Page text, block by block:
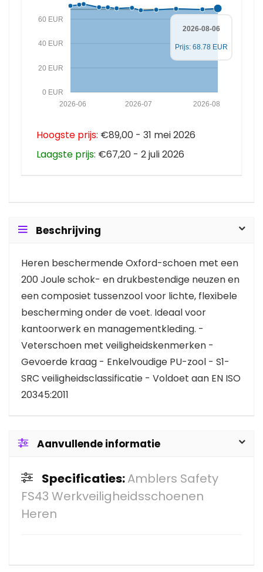
0 EUR
20 EUR
40 EUR
60 EUR
2026-08
2026-07
2026-06
2026-08-06
Prijs: 68.78 EUR
Hoogste prijs: €89,00 - 31 mei 2026
Laagste prijs: €67,20 - 2 juli 2026
Beschrijving
Heren beschermende Oxford-schoen met een
200 Joule schok- en drukbestendige neuzen en
een composiet tussenzool voor lichte, flexibele
bescherming onder de voet. Ideaal voor
kantoorwerk en managementkleding. -
Veterschoen met veiligheidskenmerken -
Gevoerde kraag - Enkelvoudige PU-zool - S1-
SRC veiligheidsclassificatie - Voldoet aan EN ISO
20345:2011
Aanvullende informatie
Specificaties:Amblers Safety
FS43 Werkveiligheidsschoenen
Heren